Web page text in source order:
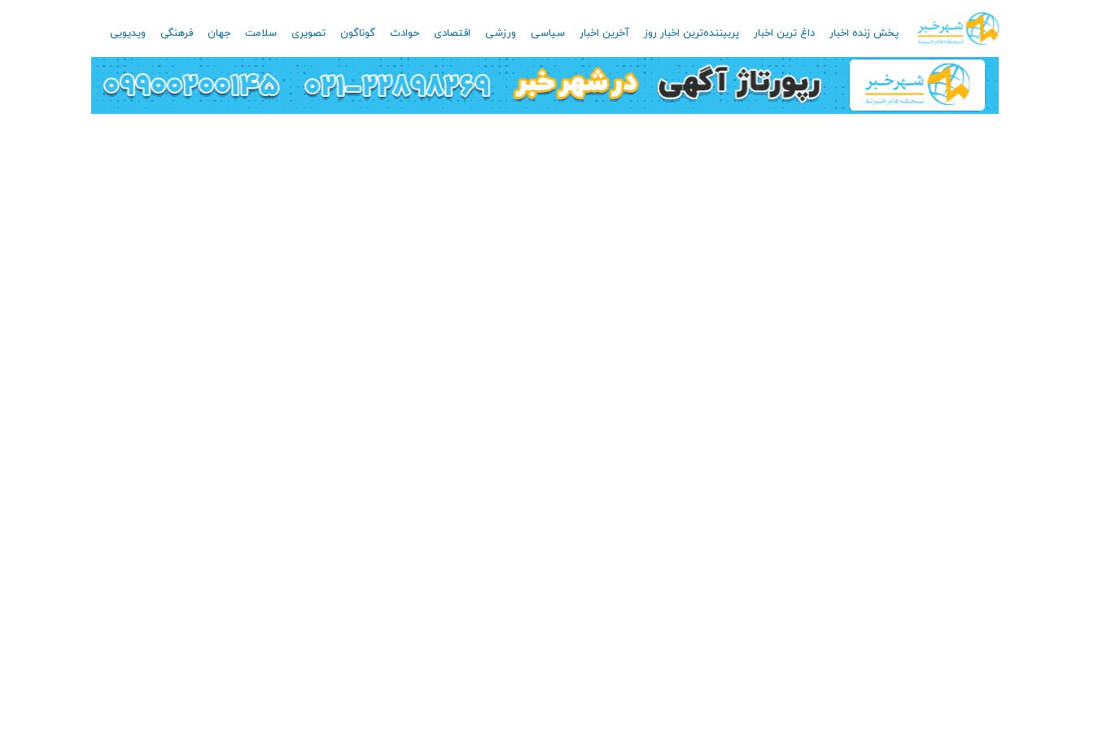
پخش زنده اخبار داغ ترین اخبار پربیننده‌ترین اخبار روز آخرین اخبار سیاسی ورزشی اقتصادی حوادث گوناگون تصویری سلامت جهان فرهنگی ویدیویی